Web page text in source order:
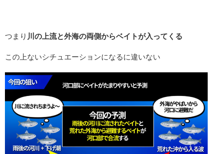
つまり 川の上流と外海の両側からベイトが入ってくる
この上ないシチュエーションになるに違いない